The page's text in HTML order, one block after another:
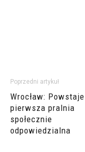
Poprzedni artykuł
Wrocław: Powstaje
pierwsza pralnia
społecznie
odpowiedzialna